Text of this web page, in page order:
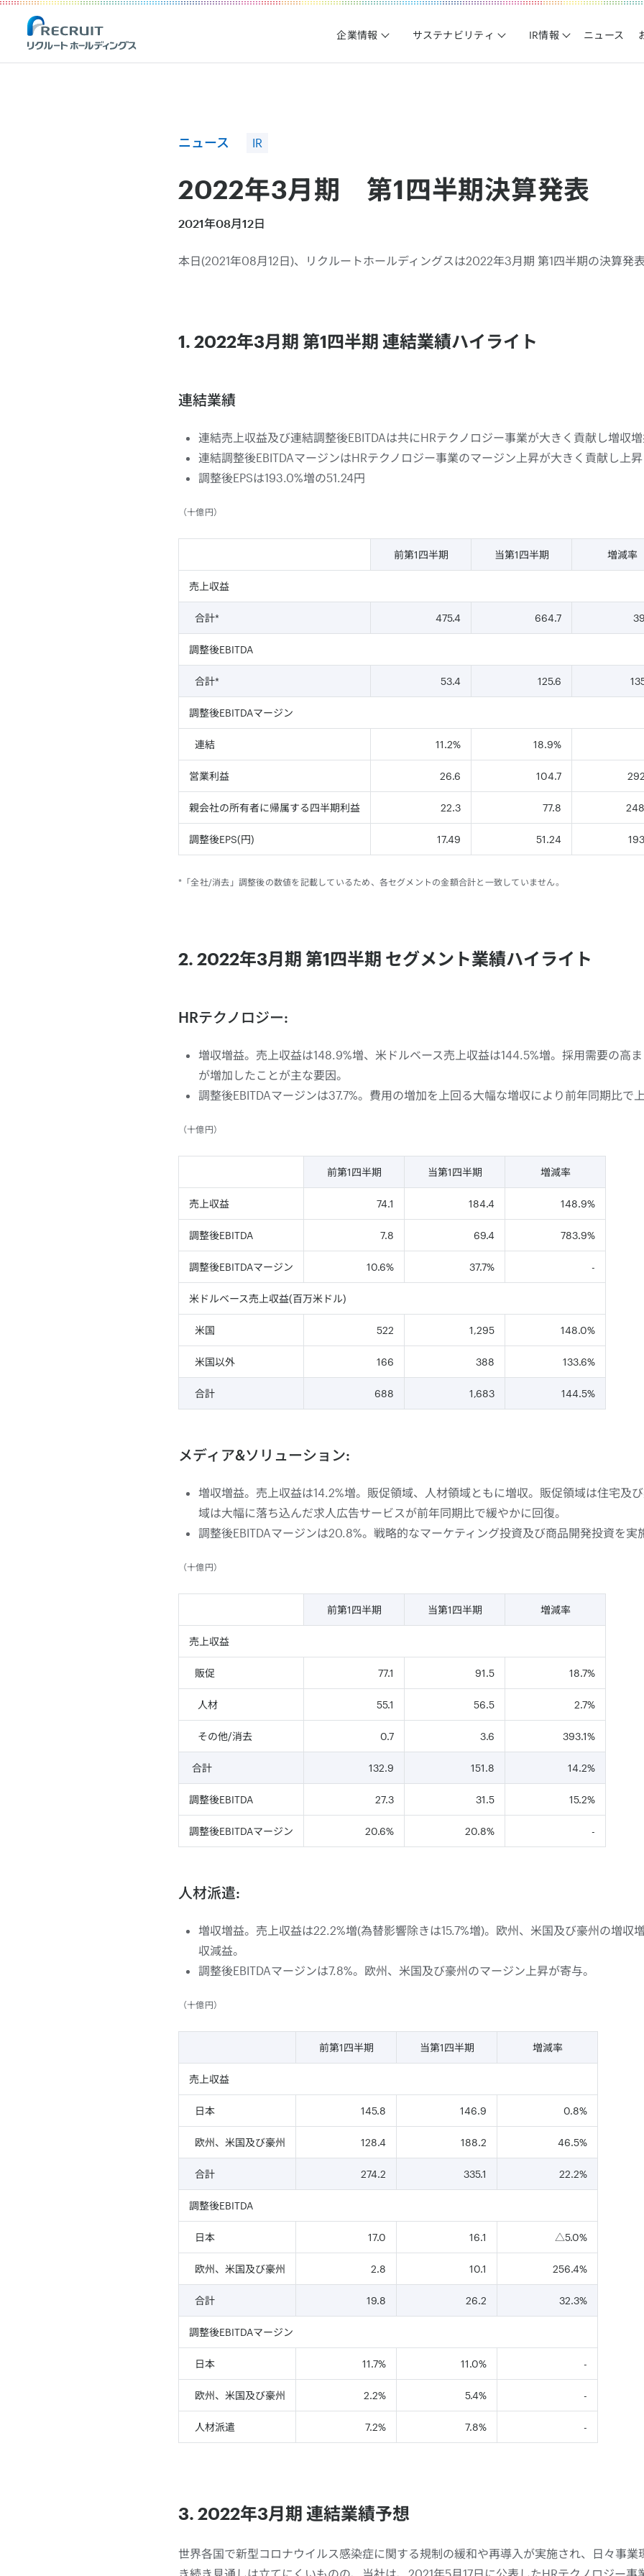
Recruit Holdings
企業情報 サステナビリティ IR情報 ニュース
ニュース IR
2022年3月期 第1四半期決算発表
2021年08月12日
本日(2021年08月12日)、リクルートホールディングスは2022年3月期 第1四半期の決算発表
1. 2022年3月期 第1四半期 連結業績ハイライト
連結業績
連結売上収益及び連結調整後EBITDAは共にHRテクノロジー事業が大きく貢献し増収
連結調整後EBITDAマージンはHRテクノロジー事業のマージン上昇が大きく貢献し上昇
調整後EPSは193.0%増の51.24円
（十億円）
前第1四半期 当第1四半期 増減率
売上収益
合計* 475.4 664.7
調整後EBITDA
合計* 53.4 125.6
調整後EBITDAマージン
連結 11.2% 18.9%
営業利益 26.6 104.7
親会社の所有者に帰属する四半期利益 22.3 77.8
調整後EPS(円) 17.49 51.24
*「全社/消去」調整後の数値を記載しているため、各セグメントの⾦額合計と⼀致していません。
2. 2022年3月期 第1四半期 セグメント業績ハイライト
HRテクノロジー:
増収増益。売上収益は148.9%増、米ドルベース売上収益は144.5%増。採用需要の高
が増加したことが主な要因。
調整後EBITDAマージンは37.7%。費用の増加を上回る大幅な増収により前年同期比で上
（十億円）
前第1四半期 当第1四半期 増減率
売上収益 74.1 184.4 148.9%
調整後EBITDA 7.8 69.4 783.9%
調整後EBITDAマージン 10.6% 37.7% -
米ドルベース売上収益(百万米ドル)
米国 522 1,295 148.0%
米国以外 166 388 133.6%
合計 688 1,683 144.5%
メディア&ソリューション:
増収増益。売上収益は14.2%増。販促領域、人材領域ともに増収。販促領域は住宅及
域は大幅に落ち込んだ求人広告サービスが前年同期比で緩やかに回復。
調整後EBITDAマージンは20.8%。戦略的なマーケティング投資及び商品開発投資を実
（十億円）
前第1四半期 当第1四半期 増減率
売上収益
販促 77.1 91.5 18.7%
人材 55.1 56.5 2.7%
その他/消去 0.7 3.6 393.1%
合計 132.9 151.8 14.2%
調整後EBITDA 27.3 31.5 15.2%
調整後EBITDAマージン 20.6% 20.8% -
人材派遣:
増収増益。売上収益は22.2%増(為替影響除きは15.7%増)。欧州、米国及び豪州の増収
収減益。
調整後EBITDAマージンは7.8%。欧州、米国及び豪州のマージン上昇が寄与。
（十億円）
前第1四半期 当第1四半期 増減率
売上収益
日本 145.8 146.9 0.8%
欧州、米国及び豪州 128.4 188.2 46.5%
合計 274.2 335.1 22.2%
調整後EBITDA
日本 17.0 16.1 △5.0%
欧州、米国及び豪州 2.8 10.1 256.4%
合計 19.8 26.2 32.3%
調整後EBITDAマージン
日本 11.7% 11.0% -
欧州、米国及び豪州 2.2% 5.4% -
人材派遣 7.2% 7.8% -
3. 2022年3月期 連結業績予想
世界各国で新型コロナウイルス感染症に関する規制の緩和や再導入が実施され、日々事業